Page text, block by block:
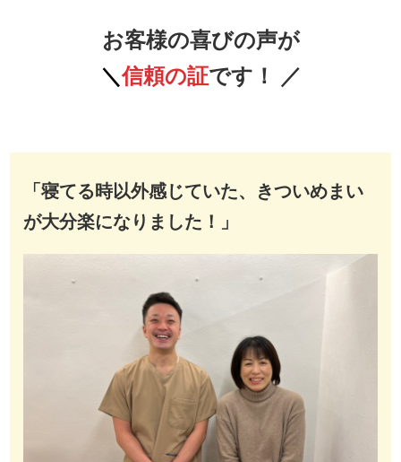
お客様の喜びの声が
＼信頼の証です！ ／
「寝てる時以外感じていた、きついめまい
が大分楽になりました！」